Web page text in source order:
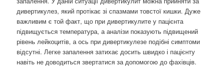
дивертикулез, який протікає зі спазмами товстої кишки. Дуже
важливим є той факт, що при дивертикулите у пацієнта
підвищується температура, а аналізи показують підвищений
рівень лейкоцитів, а ось при дивертикулезе подібні симптоми
відсутні. Легке запалення затихає досить швидко і пацієнту
навіть не доводиться звертатися за допомогою до фахівців.